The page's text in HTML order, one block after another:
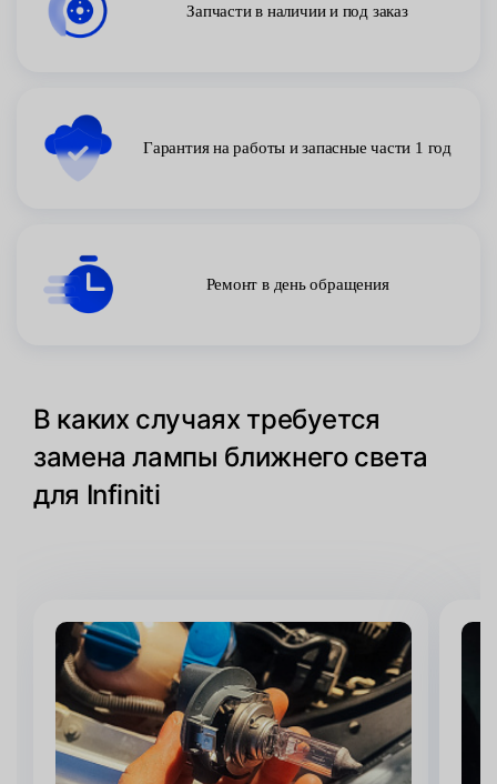
Запчасти в наличии и под заказ
Гарантия на работы и запасные части 1 год
Ремонт в день обращения
В каких случаях требуется
замена лампы ближнего света
для Infiniti